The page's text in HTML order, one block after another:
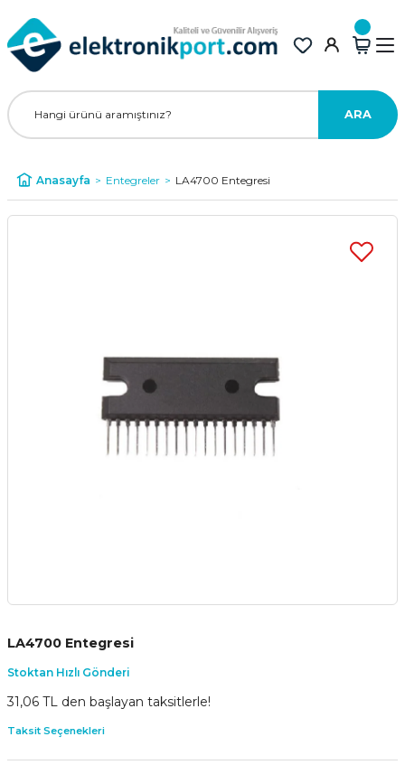
ARA
Anasayfa Entegreler LA4700 Entegresi
LA4700 Entegresi
Stoktan Hızlı Gönderi
31,06 TL den başlayan taksitlerle!
Taksit Seçenekleri